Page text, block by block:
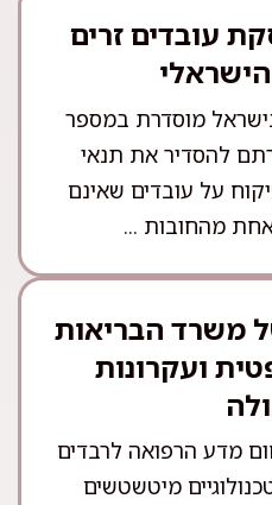
עובדים זרים
מוסדרת במספר
להסדיר את תנאי
על עובדים שאינם
מהחובות ...
משרד הבריאות
ועקרונות
מדע הרפואה לרבדים
מיטשטשים